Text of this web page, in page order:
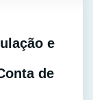
e
de